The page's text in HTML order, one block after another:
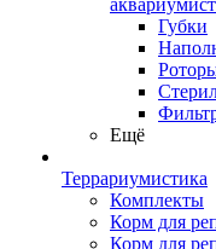
Губки
Ещё
Террариумистика
Комплекты
Корм для
Корм для